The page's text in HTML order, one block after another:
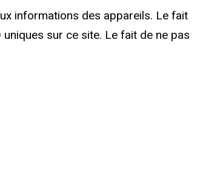
informations des appareils. Le fait
sur ce site. Le fait de ne pas